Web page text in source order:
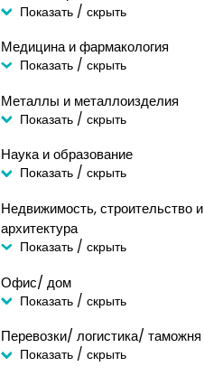
Показать / скрыть
Медицина и фармакология
Показать / скрыть
Металлы и металлоизделия
Показать / скрыть
Наука и образование
Показать / скрыть
Недвижимость, строительство и
архитектура
Показать / скрыть
Офис/ дом
Показать / скрыть
Перевозки/ логистика/ таможня
Показать / скрыть